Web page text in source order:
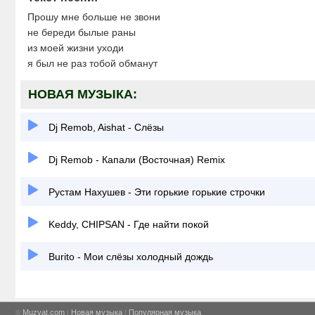
Прошу мне больше не звони
не береди былые раны
из моей жизни уходи
я был не раз тобой обманут
НОВАЯ МУЗЫКА:
Dj Remob, Aishat - Слёзы
Dj Remob - Капали (Восточная) Remix
Рустам Нахушев - Эти горькие горькие строчки
Keddy, CHIPSAN - Где найти покой
Burito - Мои слёзы холодный дождь
© Muzvat.com | Новая музыка | Популярная музыка